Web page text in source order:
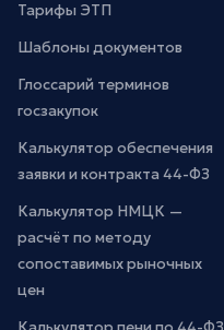
Тарифы ЭТП
Шаблоны документов
Глоссарий терминов
госзакупок
Калькулятор обеспечения
заявки и контракта 44-ФЗ
Калькулятор НМЦК —
расчёт по методу
сопоставимых рыночных
цен